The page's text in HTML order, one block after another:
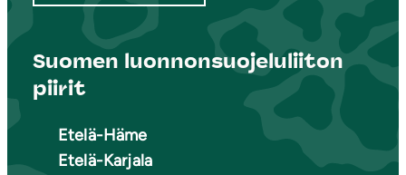
Suomen luonnonsuojeluliiton
piirit
Etelä-Häme
Etelä-Karjala